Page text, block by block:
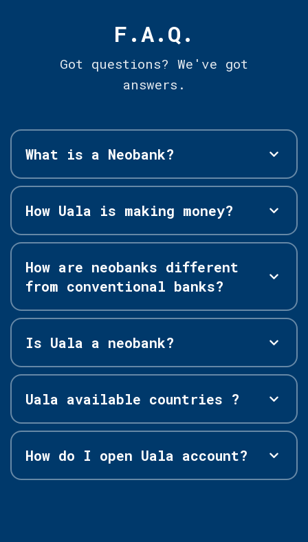
F.A.Q.
Got questions? We've got
answers.
What is a Neobank?
How Uala is making money?
How are neobanks different
from conventional banks?
Is Uala a neobank?
Uala available countries ?
How do I open Uala account?